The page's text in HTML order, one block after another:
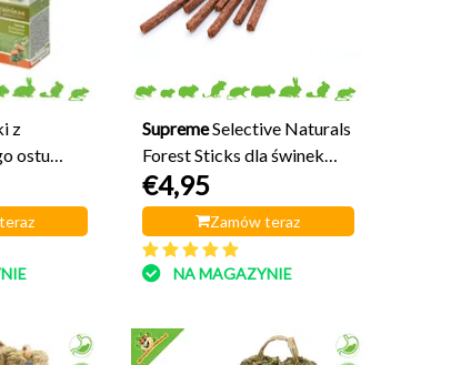
z
ostu
SupremeSelective Naturals
Forest Sticks dla świnek
morskich
€4,95
Zamów teraz
NA MAGAZYNIE